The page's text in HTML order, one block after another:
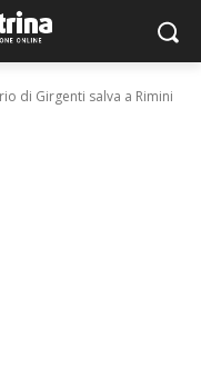
di Girgenti salva a Rimini